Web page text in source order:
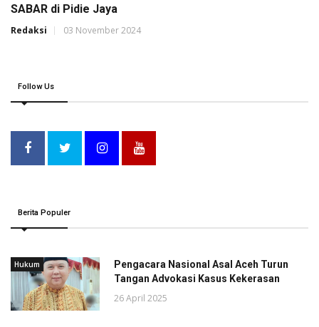
SABAR di Pidie Jaya
Redaksi 03 November 2024
Follow Us
Berita Populer
Hukum
Pengacara Nasional Asal Aceh Turun
Tangan Advokasi Kasus Kekerasan
26 April 2025